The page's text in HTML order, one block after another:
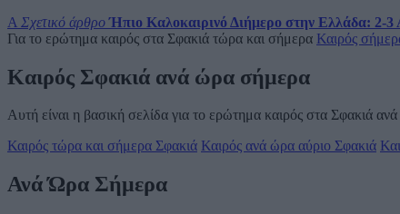
A Σχετικό άρθρο Ήπιο Καλοκαιρινό Διήμερο στην Ελλάδα: 2-3
Για το ερώτημα καιρός στα Σφακιά τώρα και σήμερα Καιρός
Καιρός Σφακιά ανά ώρα σήμερα
Αυτή είναι η βασική σελίδα για το ερώτημα καιρός στα Σφακιά
Καιρός τώρα και σήμερα Σφακιά Καιρός ανά ώρα αύριο Σφακιά
Ανά Ώρα Σήμερα